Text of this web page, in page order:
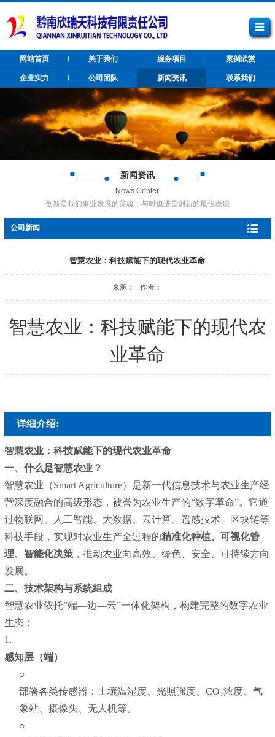
网站首页 关于我们 服务项目 案例欣赏
企业实力 公司团队 新闻资讯 联系我们
新闻资讯
News Center
创新是我们事业发展的灵魂，与时俱进是创新的最佳表现
公司新闻
智慧农业：科技赋能下的现代农业革命
来源： 作者：
智慧农业：科技赋能下的现代农
业革命
详细介绍:
智慧农业：科技赋能下的现代农业革命
一、什么是智慧农业？
智慧农业（Smart Agriculture）是新一代信息技术与农业生产经
营深度融合的高级形态，被誉为农业生产的“数字革命”。它通
过物联网、人工智能、大数据、云计算、遥感技术、区块链等
科技手段，实现对农业生产全过程的精准化种植、可视化管
理、智能化决策，推动农业向高效、绿色、安全、可持续方向
发展。
二、技术架构与系统组成
智慧农业依托“端—边—云”一体化架构，构建完整的数字农业
生态：
1.
感知层（端）
○
部署各类传感器：土壤温湿度、光照强度、CO₂浓度、气
象站、摄像头、无人机等。
○